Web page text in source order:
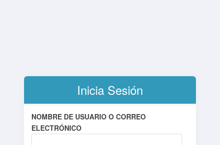
Inicia Sesión
NOMBRE DE USUARIO O CORREO
ELECTRÓNICO